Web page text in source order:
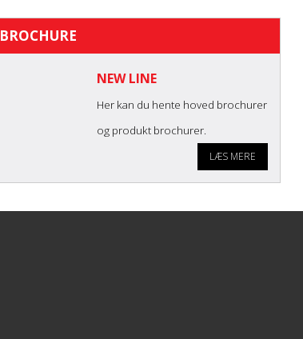
BROCHURE
NEW LINE
Her kan du hente hoved brochurer
og produkt brochurer.
LÆS MERE